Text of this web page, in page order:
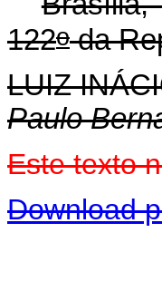
122oda
LUIZ
Paulo
Este texto
Download